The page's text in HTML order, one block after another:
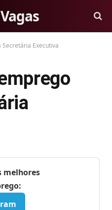
Executiva
melhores